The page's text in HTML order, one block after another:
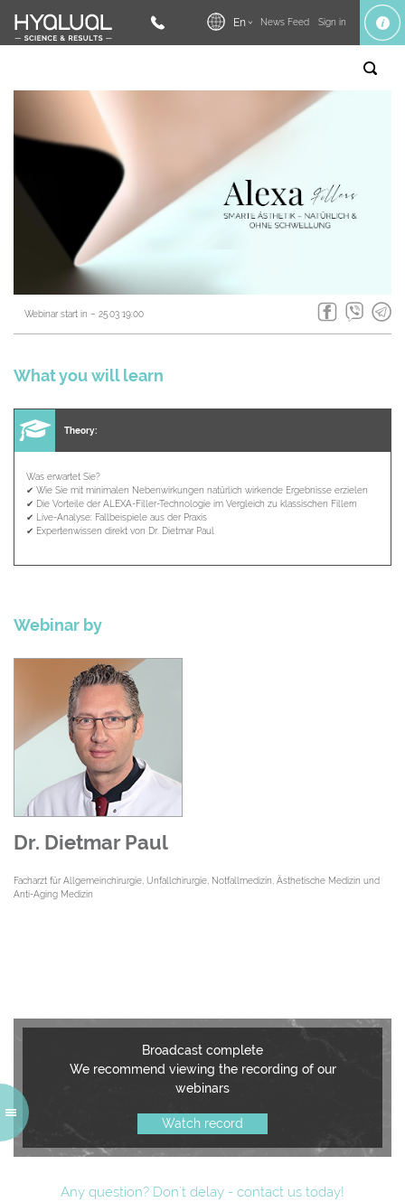
News Feed Sign in
En
Webinar start in – 25.03 19:00
What you will learn
Theory:
Was erwartet Sie?
✔ Wie Sie mit minimalen Nebenwirkungen natürlich wirkende Ergebnisse erzielen
✔ Die Vorteile der ALEXA-Filler-Technologie im Vergleich zu klassischen Fillern
✔ Live-Analyse: Fallbeispiele aus der Praxis
✔ Expertenwissen direkt von Dr. Dietmar Paul
Webinar by
Dr. Dietmar Paul
Facharzt für Allgemeinchirurgie, Unfallchirurgie, Notfallmedizin, Ästhetische Medizin und
Anti-Aging Medizin
Broadcast complete
We recommend viewing the recording of our
webinars
Watch record
Any question? Don`t delay - contact us today!